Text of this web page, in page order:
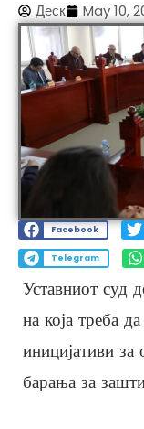
Деск May 10,
Facebook
Telegram
Уставниот суд
на која треба
иницијативи за
барања за